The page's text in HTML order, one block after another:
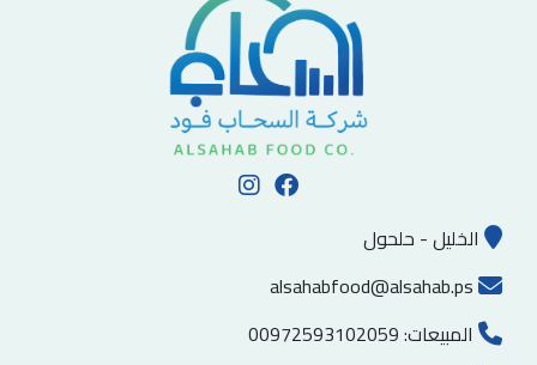
الخليل - حلحول
alsahabfood@alsahab.ps
المبيعات:00972593102059